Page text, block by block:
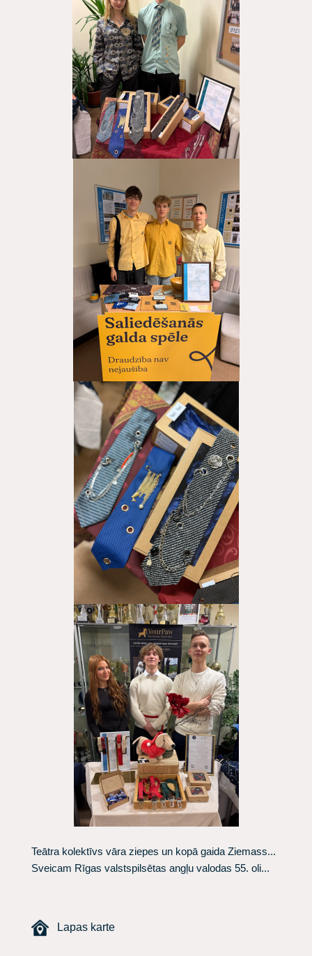
Teātra kolektīvs vāra ziepes un kopā gaida Ziemass...
Sveicam Rīgas valstspilsētas angļu valodas 55. oli...
Lapas karte